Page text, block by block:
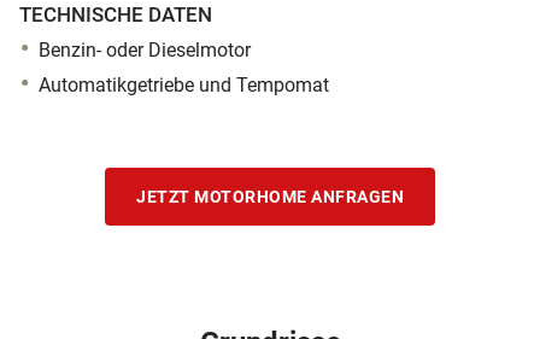
TECHNISCHE DATEN
Benzin- oder Dieselmotor
Automatikgetriebe und Tempomat
JETZT MOTORHOME ANFRAGEN